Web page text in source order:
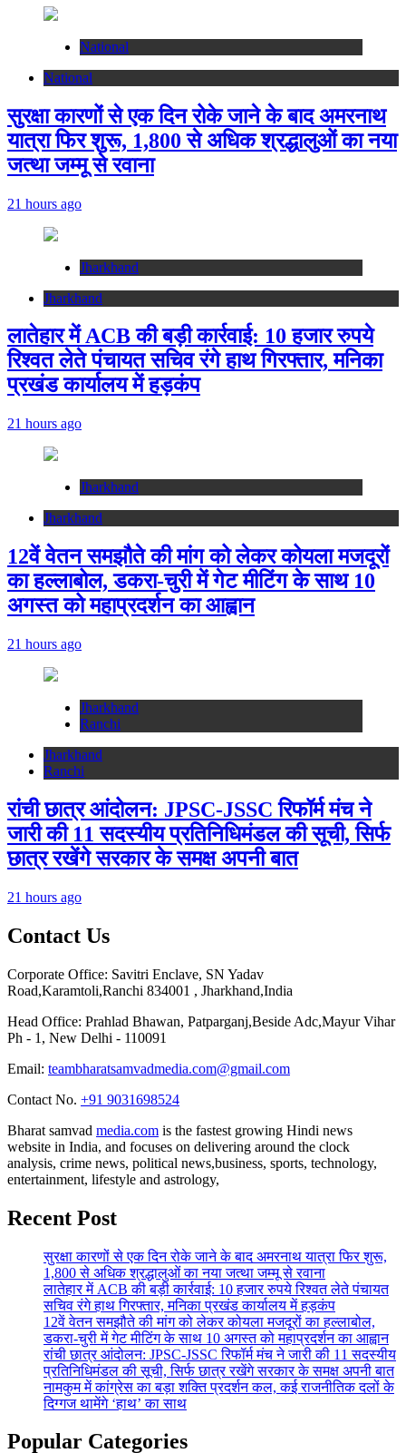
National
National
सुरक्षा कारणों से एक दिन रोके जाने के बाद अमरनाथ
यात्रा फिर शुरू, 1,800 से अधिक श्रद्धालुओं का नया
जत्था जम्मू से रवाना
21 hours ago
Jharkhand
Jharkhand
लातेहार में ACB की बड़ी कार्रवाई: 10 हजार रुपये
रिश्वत लेते पंचायत सचिव रंगे हाथ गिरफ्तार, मनिका
प्रखंड कार्यालय में हड़कंप
21 hours ago
Jharkhand
Jharkhand
12वें वेतन समझौते की मांग को लेकर कोयला मजदूरों
का हल्लाबोल, डकरा-चुरी में गेट मीटिंग के साथ 10
अगस्त को महाप्रदर्शन का आह्वान
21 hours ago
Jharkhand
Ranchi
Jharkhand
Ranchi
रांची छात्र आंदोलन: JPSC-JSSC रिफॉर्म मंच ने
जारी की 11 सदस्यीय प्रतिनिधिमंडल की सूची, सिर्फ
छात्र रखेंगे सरकार के समक्ष अपनी बात
21 hours ago
Contact Us
Corporate Office: Savitri Enclave, SN Yadav
Road,Karamtoli,Ranchi 834001 , Jharkhand,India
Head Office: Prahlad Bhawan, Patparganj,Beside Adc,Mayur Vihar
Ph - 1, New Delhi - 110091
Email: teambharatsamvadmedia.com@gmail.com
Contact No. ‪ +91 9031698524
Bharat samvad media.com is the fastest growing Hindi news
website in India, and focuses on delivering around the clock
analysis, crime news, political news,business, sports, technology,
entertainment, lifestyle and astrology,
Recent Post
सुरक्षा कारणों से एक दिन रोके जाने के बाद अमरनाथ यात्रा फिर शुरू,
1,800 से अधिक श्रद्धालुओं का नया जत्था जम्मू से रवाना
लातेहार में ACB की बड़ी कार्रवाई: 10 हजार रुपये रिश्वत लेते पंचायत
सचिव रंगे हाथ गिरफ्तार, मनिका प्रखंड कार्यालय में हड़कंप
12वें वेतन समझौते की मांग को लेकर कोयला मजदूरों का हल्लाबोल,
डकरा-चुरी में गेट मीटिंग के साथ 10 अगस्त को महाप्रदर्शन का आह्वान
रांची छात्र आंदोलन: JPSC-JSSC रिफॉर्म मंच ने जारी की 11 सदस्यीय
प्रतिनिधिमंडल की सूची, सिर्फ छात्र रखेंगे सरकार के समक्ष अपनी बात
नामकुम में कांग्रेस का बड़ा शक्ति प्रदर्शन कल, कई राजनीतिक दलों के
दिग्गज थामेंगे ‘हाथ’ का साथ
Popular Categories